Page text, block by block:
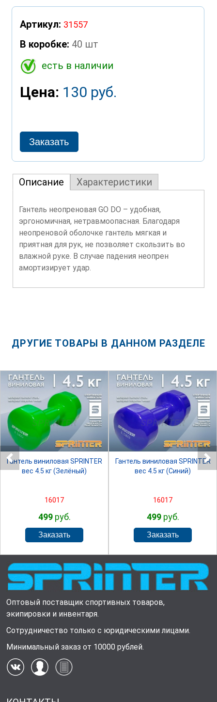
Артикул: 31557
В коробке: 40 шт
есть в наличии
Цена: 130 руб.
Описание Характеристики
Гантель неопреновая GO DO – удобная,
эргономичная, нетравмоопасная. Благодаря
неопреновой оболочке гантель мягкая и
приятная для рук, не позволяет скользить во
влажной руке. В случае падения неопрен
амортизирует удар.
ДРУГИЕ ТОВАРЫ В ДАННОМ РАЗДЕЛЕ
SPRINTER
Гантель виниловая SPRINTER
вес 4.5 кг (Зелёный)
16017
499руб.
SPRINTER
Гантель виниловая SPRINTER
вес 4.5 кг (Синий)
16017
499руб.
Оптовый поставщик спортивных товаров,
экипировки и инвентаря.
Сотрудничество только с юридическими лицами.
Минимальный заказ от 10000 рублей.